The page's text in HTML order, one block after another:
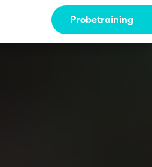
Probetraining